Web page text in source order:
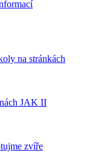
na stránkách
JAK II
zvíře